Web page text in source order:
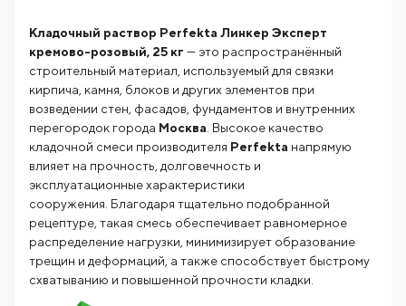
Кладочный раствор Perfekta Линкер Эксперт
кремово-розовый, 25 кг — это распространённый
строительный материал, используемый для связки
кирпича, камня, блоков и других элементов при
возведении стен, фасадов, фундаментов и внутренних
перегородок города Москва . Высокое качество
кладочной смеси производителя Perfekta напрямую
влияет на прочность, долговечность и
эксплуатационные характеристики
сооружения. Благодаря тщательно подобранной
рецептуре, такая смесь обеспечивает равномерное
распределение нагрузки, минимизирует образование
трещин и деформаций, а также способствует быстрому
схватыванию и повышенной прочности кладки.